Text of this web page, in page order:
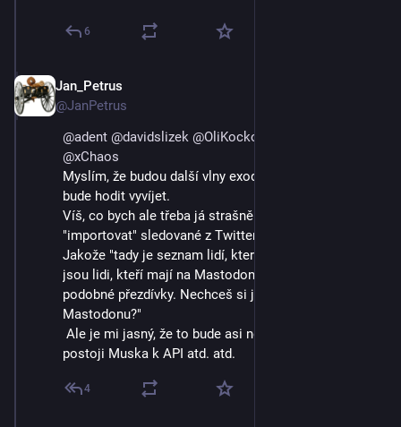
6
Jan_Petrus
@JanPetrus
@adent @davidslizek @OliKockova
@xChaos
Myslím, že budou další vlny exodu a ten seznam se
bude hodit vyvíjet.
Víš, co bych ale třeba já strašně rád viděl? Možnost
"importovat" sledované z Twitteru na Mastodon.
Jakože "tady je seznam lidí, které sleduješ na X a tady
jsou lidi, kteří mají na Mastodonu stejné nebo velmi
podobné přezdívky. Nechceš si je cvs-nout do
Mastodonu?"
postoji Muska k API atd. atd.
4